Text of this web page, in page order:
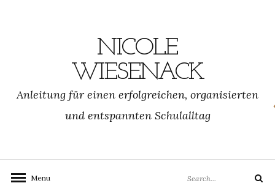
NICOLE
WIESENACK
Anleitung für einen erfolgreichen, organisierten
und entspannten Schulalltag
Menu